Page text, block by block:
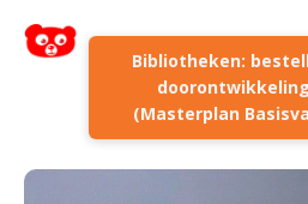
Bibliotheken:
(Masterplan